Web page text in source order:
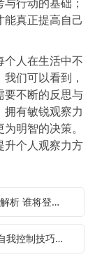
真正提高自己
个人在生活中不
们可以看到，
要不断的反思与
有敏锐观察力
明智的决策。
升个人观察力方
上一篇：2024年足球领域MVP候选人名单全解析 谁将登顶世界之巅
下一篇：应对对手挑衅时的心理调适策略与自我控制技巧分析